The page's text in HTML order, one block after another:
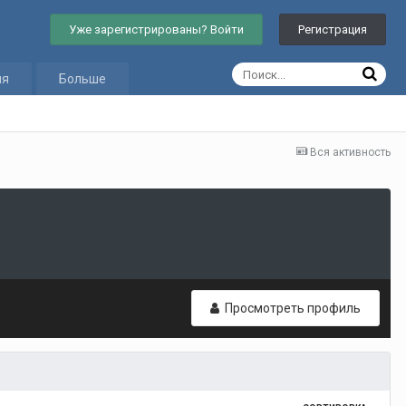
Уже зарегистрированы? Войти Регистрация
Больше
Вся активность
Просмотреть профиль